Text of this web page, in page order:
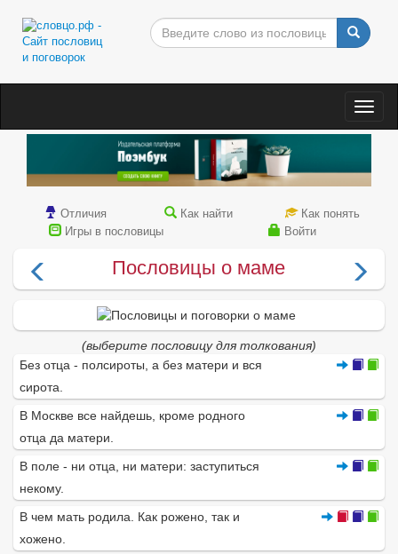
Отличия Как найти
Как понять
Игры в пословицы
Войти
Пословицы о маме
(выберите пословицу для толкования)
Без отца - полсироты, а без матери и вся
сирота.
В Москве все найдешь, кроме родного
отца да матери.
В поле - ни отца, ни матери: заступиться
некому.
В чем мать родила. Как рожено, так и
хожено.